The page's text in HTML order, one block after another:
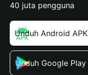
40 juta pengguna
Unduh Android APK
Unduh Google Play